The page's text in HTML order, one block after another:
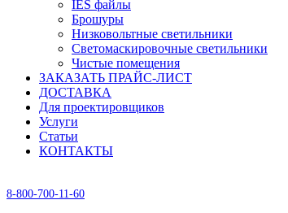
IES файлы
Брошуры
Низковольтные светильники
Светомаскировочные светильники
Чистые помещения
ЗАКАЗАТЬ ПРАЙС-ЛИСТ
ДОСТАВКА
Для проектировщиков
Услуги
Статьи
КОНТАКТЫ
8-800-700-11-60